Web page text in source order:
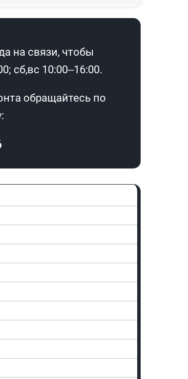
на связи, чтобы
сб,вс 10:00–16:00.
обращайтесь по